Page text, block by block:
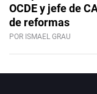
OCDE y jefe de
de reformas
POR ISMAEL GRAU